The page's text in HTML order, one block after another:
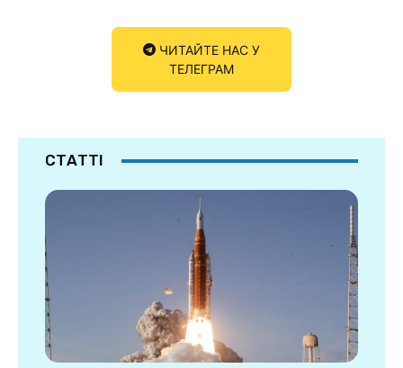
ЧИТАЙТЕ НАС У
ТЕЛЕГРАМ
СТАТТІ